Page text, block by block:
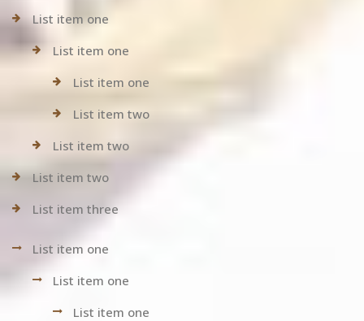
List item one
List item one
List item one
List item two
List item two
List item two
List item three
List item one
List item one
List item one